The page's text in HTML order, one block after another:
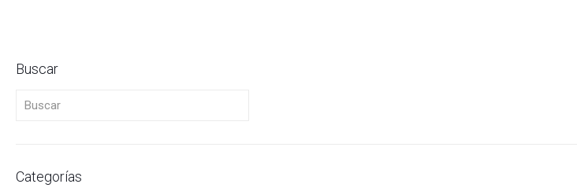
Buscar
Buscar
Categorías